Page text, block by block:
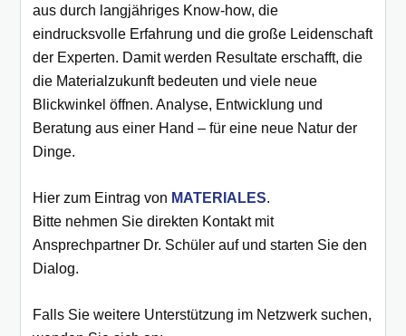
aus durch langjähriges Know-how, die
eindrucksvolle Erfahrung und die große Leidenschaft
der Experten. Damit werden Resultate erschafft, die
die Materialzukunft bedeuten und viele neue
Blickwinkel öffnen. Analyse, Entwicklung und
Beratung aus einer Hand – für eine neue Natur der
Dinge.
Hier zum Eintrag von MATERIALES.
Bitte nehmen Sie direkten Kontakt mit
Ansprechpartner Dr. Schüler auf und starten Sie den
Dialog.
Falls Sie weitere Unterstützung im Netzwerk suchen,